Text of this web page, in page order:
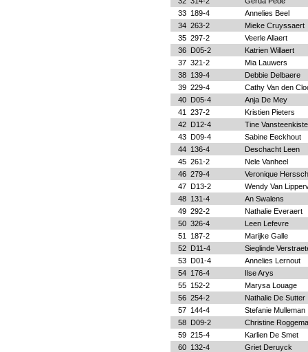
33 189-4
Annelies Beel
34 263-2
Mieke Cruyssaert
35 297-2
Veerle Allaert
36 D05-2
Katrien Willaert
37 321-2
Mia Lauwers
38 139-4
Debbie Delbaere
39 229-4
Cathy Van den
40 D05-4
Anja De Mey
41
237-2
Kristien Pieters
42 D12-4
Tine Vansteenkiste
43 D09-4
Sabine Eeckhout
44 136-4
Deschacht Leen
45 261-2
Nele Vanheel
46 279-4
Veronique
47 D13-2
Wendy Van
48 131-4
An Swalens
49 292-2
Nathalie Everaert
50 326-4
Leen Lefevre
51
187-2
Marijke Galle
52 D11-4
Sieglinde
53 D01-4
Annelies Lernout
54 176-4
Ilse Arys
55 152-2
Marysa Louage
56 254-2
Nathalie De Sutter
57 144-4
Stefanie Mulleman
58 D09-2
Christine
59 215-4
Karlien De Smet
60 132-4
Griet Deruyck